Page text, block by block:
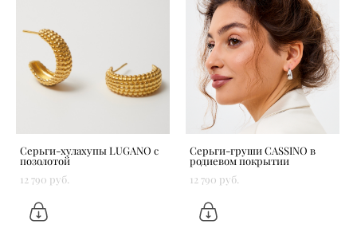
Серьги-хулахупы LUGANO с
позолотой
12 790 pуб.
Серьги-груши CASSINO в
родиевом покрытии
12 790 pуб.